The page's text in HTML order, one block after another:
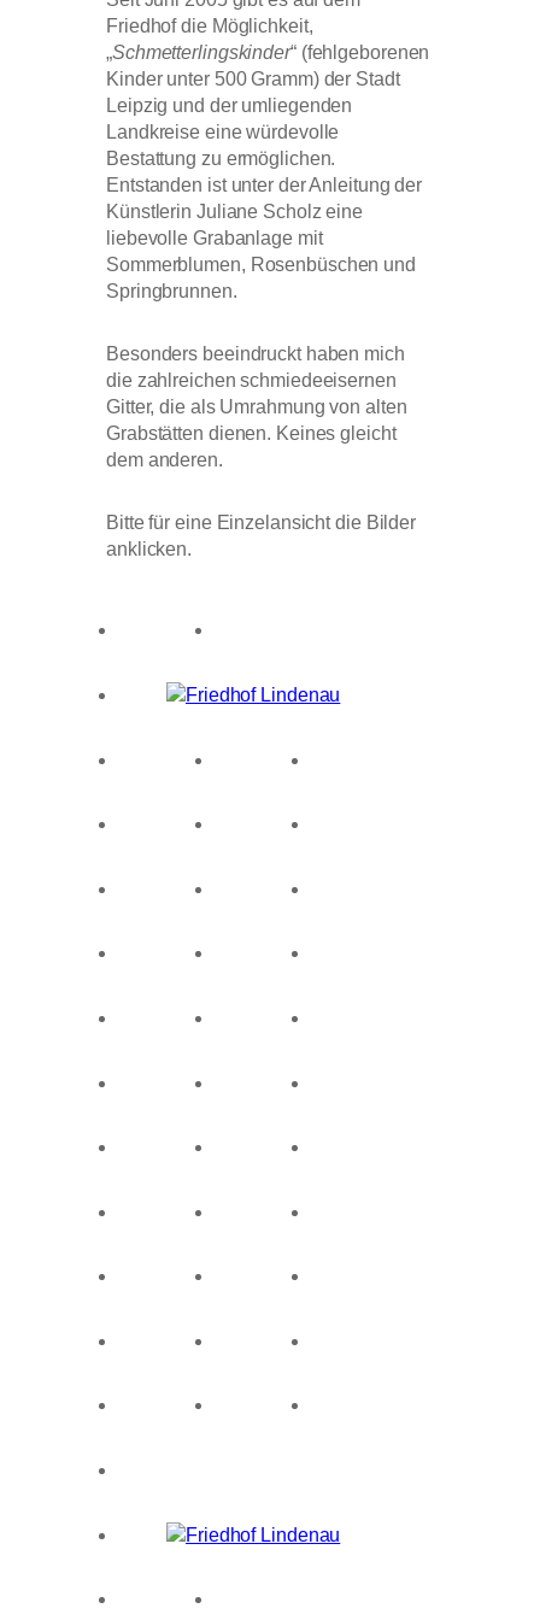
Friedhof die Möglichkeit,
„Schmetterlingskinder“ (fehlgeborenen
Kinder unter 500 Gramm) der Stadt
Leipzig und der umliegenden
Landkreise eine würdevolle
Bestattung zu ermöglichen.
Entstanden ist unter der Anleitung der
Künstlerin Juliane Scholz eine
liebevolle Grabanlage mit
Sommerblumen, Rosenbüschen und
Springbrunnen.
Besonders beeindruckt haben mich
die zahlreichen schmiedeeisernen
Gitter, die als Umrahmung von alten
Grabstätten dienen. Keines gleicht
dem anderen.
Bitte für eine Einzelansicht die Bilder
anklicken.